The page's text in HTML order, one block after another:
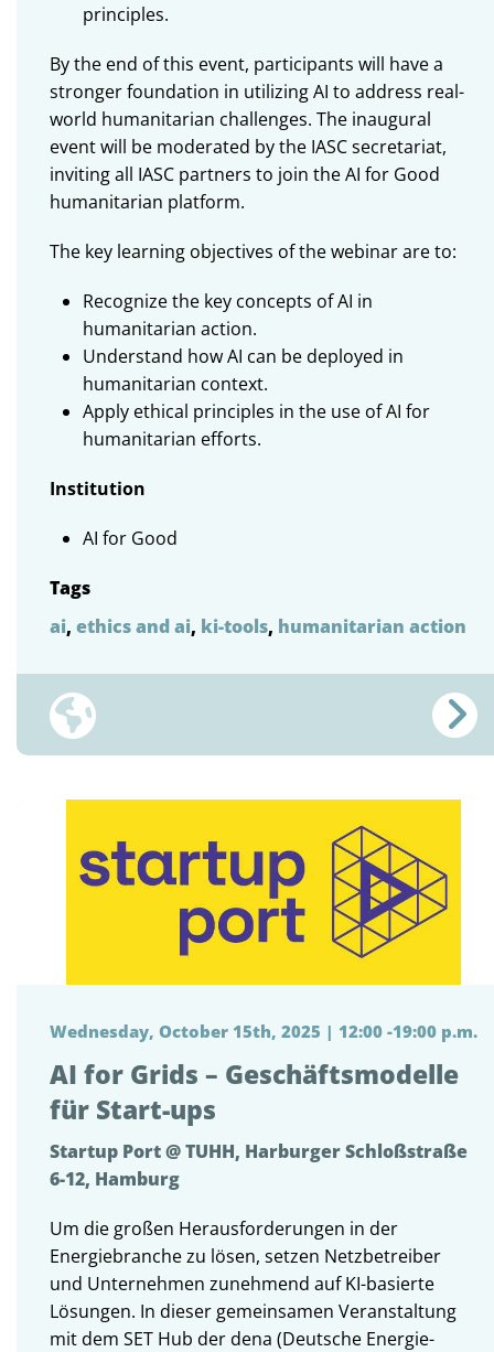
principles.
By the end of this event, participants will have a
stronger foundation in utilizing AI to address real-
world humanitarian challenges. The inaugural
event will be moderated by the IASC secretariat,
inviting all IASC partners to join the AI for Good
humanitarian platform.
The key learning objectives of the webinar are to:
Recognize the key concepts of AI in
humanitarian action.
Understand how AI can be deployed in
humanitarian context.
Apply ethical principles in the use of AI for
humanitarian efforts.
Institution
AI for Good
Tags
ai, ethics and ai, ki-tools, humanitarian action
Wednesday, October 15th, 2025 | 12:00 -19:00 p.m.
AI for Grids – Geschäftsmodelle
für Start-ups
Startup Port @ TUHH, Harburger Schloßstraße
6-12, Hamburg
Um die großen Herausforderungen in der
Energiebranche zu lösen, setzen Netzbetreiber
und Unternehmen zunehmend auf KI-basierte
Lösungen. In dieser gemeinsamen Veranstaltung
mit dem SET Hub der dena (Deutsche Energie-